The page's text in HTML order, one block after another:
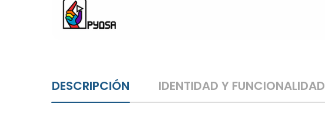
DESCRIPCIÓN IDENTIDAD Y FUNCIONALIDAD